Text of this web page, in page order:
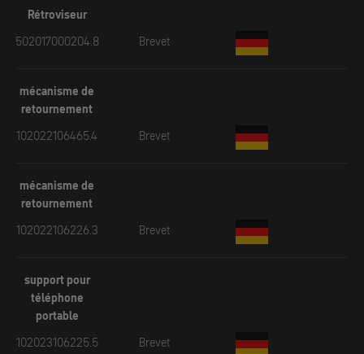
Rétroviseur
502017000204.8
Brevet
mécanisme de
retournement
102022106465.4
Brevet
mécanisme de
retournement
102022106226.3
Brevet
support pour
téléphone
portable
102023106225.5
Brevet